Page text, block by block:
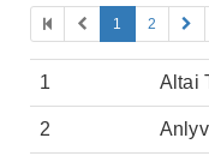
1 2
1 Altai
2